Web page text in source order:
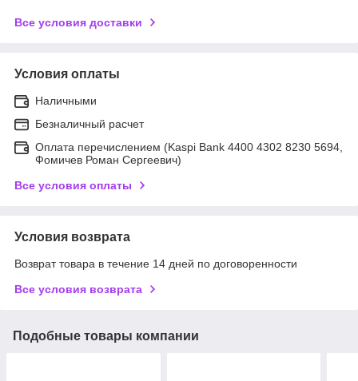
Все условия доставки
Условия оплаты
Наличными
Безналичный расчет
Оплата перечислением (Kaspi Bank 4400 4302 8230 5694,
Фомичев Роман Сергеевич)
Все условия оплаты
Условия возврата
Возврат товара в течение 14 дней по договоренности
Все условия возврата
Подобные товары компании